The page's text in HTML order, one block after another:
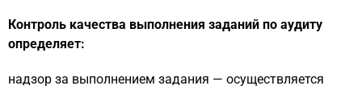
Контроль качества выполнения заданий по аудиту
определяет:
надзор за выполнением задания — осуществляется